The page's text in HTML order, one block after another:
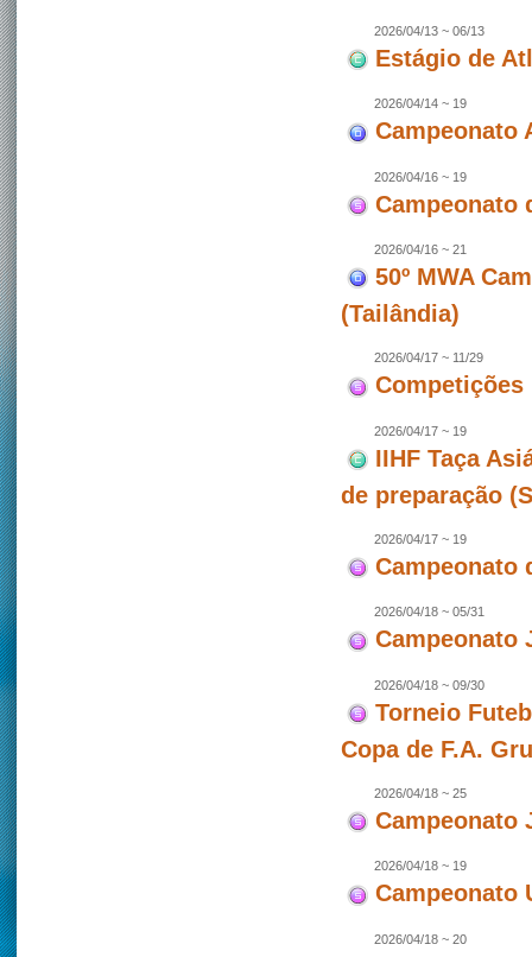
2026/04/13 ~ 06/13
Estágio de
2026/04/14 ~ 19
Campeonato
2026/04/16 ~ 19
Campeonato
2026/04/16 ~ 21
50º MWA
(Tailândia)
2026/04/17 ~ 11/29
Competições
2026/04/17 ~ 19
IIHF Taça
de preparação
2026/04/17 ~ 19
Campeonato
2026/04/18 ~ 05/31
Campeonato
2026/04/18 ~ 09/30
Torneio
Copa de F.A.
2026/04/18 ~ 25
Campeonato
2026/04/18 ~ 19
Campeonato
2026/04/18 ~ 20